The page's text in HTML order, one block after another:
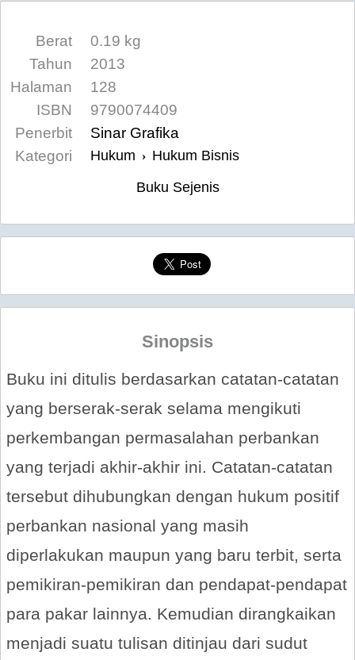
Berat
0.19 kg
Tahun
2013
Halaman
128
ISBN
9790074409
Penerbit
Sinar Grafika
Kategori
Hukum › Hukum Bisnis
Buku Sejenis
Sinopsis
Buku ini ditulis berdasarkan catatan-catatan
yang berserak-serak selama mengikuti
perkembangan permasalahan perbankan
yang terjadi akhir-akhir ini. Catatan-catatan
tersebut dihubungkan dengan hukum positif
perbankan nasional yang masih
diperlakukan maupun yang baru terbit, serta
pemikiran-pemikiran dan pendapat-pendapat
para pakar lainnya. Kemudian dirangkaikan
menjadi suatu tulisan ditinjau dari sudut